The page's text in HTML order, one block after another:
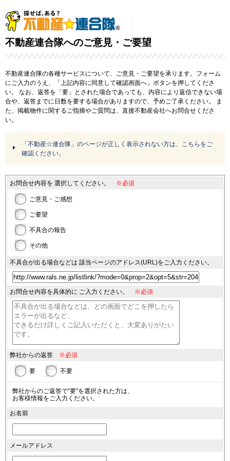
不動産連合隊へのご意見・ご要望
不動産連合隊の各種サービスについて、ご意見・ご要望を承ります。フォーム
にご入力のうえ、「上記内容に同意して確認画面へ」ボタンを押してくださ
い。
なお、返答を「要」とされた場合であっても、内容により返信できない場
合や、返答までに日数を要する場合がありますので、予めご了承ください。
ま
た、掲載物件に関するご指摘やご質問は、直接不動産会社へお問合せくださ
い。
「不動産☆連合隊」のページが正しく表示されない方は、こちらをご
確認ください。
お問合せ内容を 選択してください。 ※必須
ご意見・ご感想
ご要望
不具合の報告
その他
不具合が出る場合などは 該当ページのアドレス(URL)をご入力ください。
お問合せ内容を具体的に ご入力ください。 ※必須
弊社からの返答 ※必須
要 不要
弊社からのご返答で"要"を選択された方は、
お客様情報をご入力ください。
お名前
メールアドレス